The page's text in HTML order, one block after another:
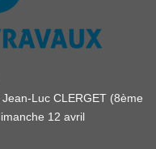
Luc CLERGET (8ème
12 avril